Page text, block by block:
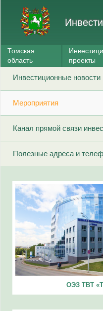
Томская
область
проекты
Инвестиционные новости
Мероприятия
Канал прямой связи
Полезные адреса и
ОЭЗ ТВТ